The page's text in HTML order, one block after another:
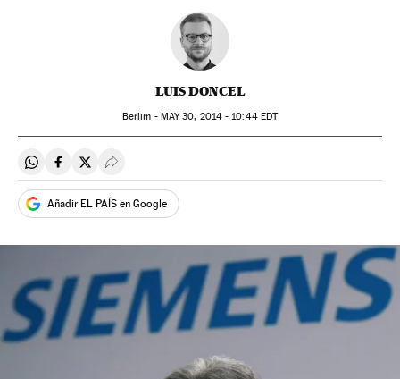
LUIS DONCEL
Berlim - MAY30, 2014 - 10:44EDT
Compartir en Whatsapp
Compartir en Facebook
Compartir en Twitter
Desplegar Redes Sociales
Añadir EL PAÍS en Google